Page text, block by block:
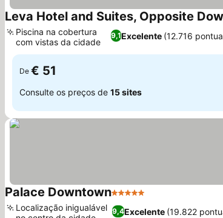
Leva Hotel and Suites, Opposite
9,1Excelente (12.716
Piscina na cobertura
com vistas da cidade
De € 51
Consulte os preços de 15 sites
Palace Downtown5 Estrelas
9,4Excelente (19.822
Localização inigualável